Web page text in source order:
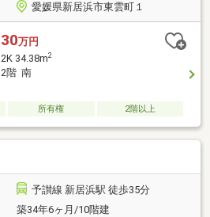
愛媛県新居浜市東雲町１
30万円
2K 34.38m2
2階 南
所有権 2階以上
予讃線 新居浜駅 徒歩35分
築34年6ヶ月/10階建